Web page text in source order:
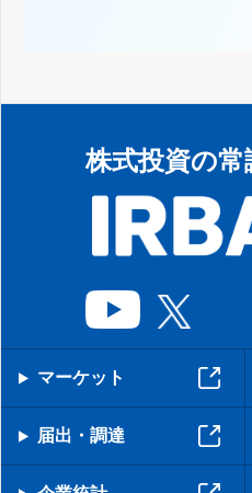
株式投資の常
マーケット
届出・調達